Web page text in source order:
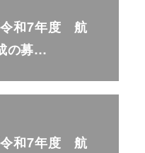
令和7年度 航
の募…
令和7年度 航